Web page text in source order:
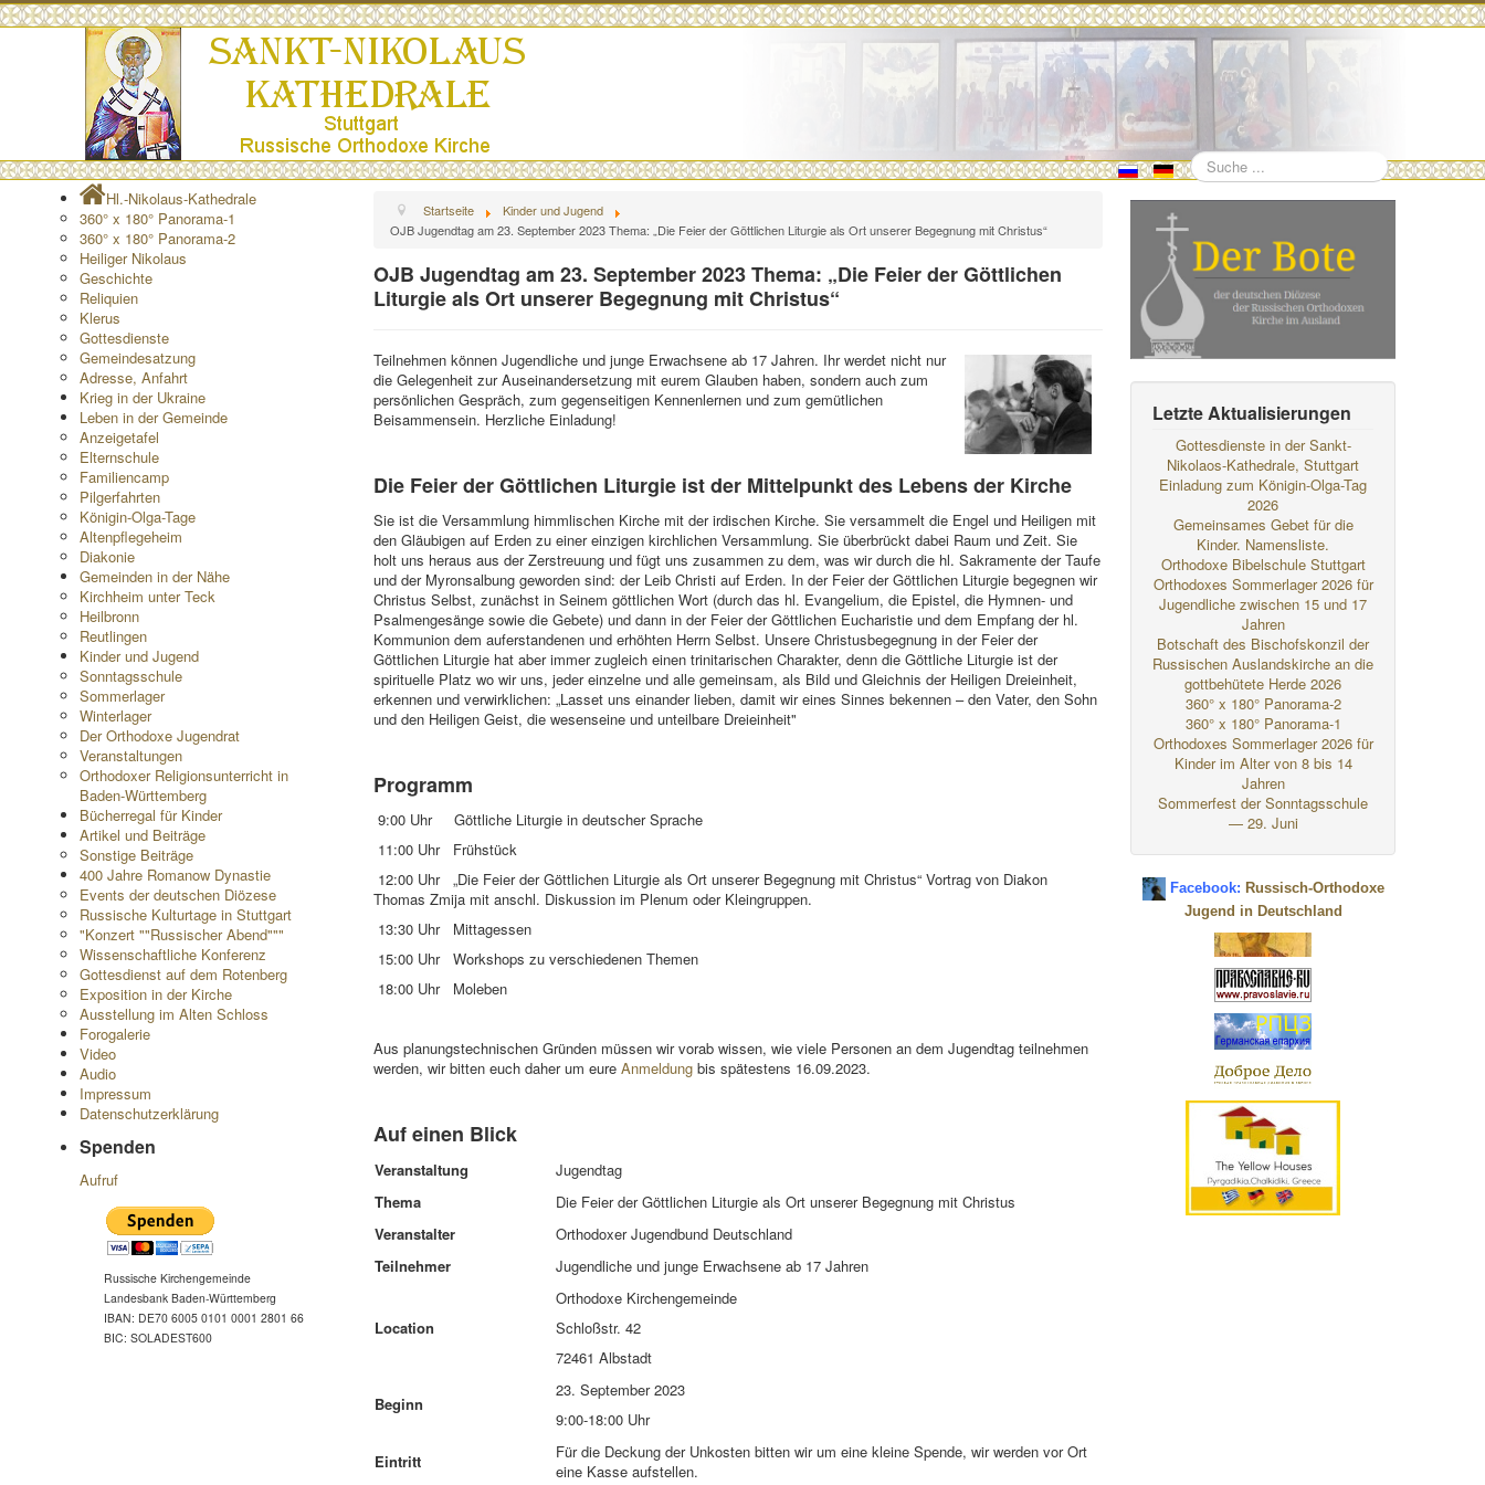
Suchen
Hl.-Nikolaus-Kathedrale
360° x 180° Panorama-1
360° x 180° Panorama-2
Heiliger Nikolaus
Geschichte
Reliquien
Klerus
Gottesdienste
Gemeindesatzung
Adresse, Anfahrt
Krieg in der Ukraine
Leben in der Gemeinde
Anzeigetafel
Elternschule
Familiencamp
Pilgerfahrten
Königin-Olga-Tage
Altenpflegeheim
Diakonie
Gemeinden in der Nähe
Kirchheim unter Teck
Heilbronn
Reutlingen
Kinder und Jugend
Sonntagsschule
Sommerlager
Winterlager
Der Orthodoxe Jugendrat
Veranstaltungen
Orthodoxer Religionsunterricht in
Baden-Württemberg
Bücherregal für Kinder
Artikel und Beiträge
Sonstige Beiträge
400 Jahre Romanow Dynastie
Events der deutschen Diözese
Russische Kulturtage in Stuttgart
"Konzert ""Russischer Abend"""
Wissenschaftliche Konferenz
Gottesdienst auf dem Rotenberg
Exposition in der Kirche
Ausstellung im Alten Schloss
Forogalerie
Video
Audio
Impressum
Datenschutzerklärung
Spenden
Aufruf
Russische Kirchengemeinde
Landesbank Baden-Württemberg
IBAN: DE70 6005 0101 0001 2801 66
BIC: SOLADEST600
Startseite
Kinder und Jugend
OJB Jugendtag am 23. September 2023 Thema: „Die Feier der Göttlichen Liturgie als Ort unserer Begegnung mit Christus“
OJB Jugendtag am 23. September 2023 Thema: „Die Feier der Göttlichen
Liturgie als Ort unserer Begegnung mit Christus“
Teilnehmen können Jugendliche und junge Erwachsene ab 17 Jahren. Ihr werdet nicht nur
die Gelegenheit zur Auseinandersetzung mit eurem Glauben haben, sondern auch zum
persönlichen Gespräch, zum gegenseitigen Kennenlernen und zum gemütlichen
Beisammensein. Herzliche Einladung!
Die Feier der Göttlichen Liturgie ist der Mittelpunkt des Lebens der Kirche
Sie ist die Versammlung himmlischen Kirche mit der irdischen Kirche. Sie versammelt die Engel und Heiligen mit
den Gläubigen auf Erden zu einer einzigen kirchlichen Versammlung. Sie überbrückt dabei Raum und Zeit. Sie
holt uns heraus aus der Zerstreuung und fügt uns zusammen zu dem, was wir durch die hl. Sakramente der Taufe
und der Myronsalbung geworden sind: der Leib Christi auf Erden. In der Feier der Göttlichen Liturgie begegnen wir
Christus Selbst, zunächst in Seinem göttlichen Wort (durch das hl. Evangelium, die Epistel, die Hymnen- und
Psalmengesänge sowie die Gebete) und dann in der Feier der Göttlichen Eucharistie und dem Empfang der hl.
Kommunion dem auferstandenen und erhöhten Herrn Selbst. Unsere Christusbegegnung in der Feier der
Göttlichen Liturgie hat aber immer zugleich einen trinitarischen Charakter, denn die Göttliche Liturgie ist der
spirituelle Platz wo wir uns, jeder einzelne und alle gemeinsam, als Bild und Gleichnis der Heiligen Dreieinheit,
erkennen und verwirklichen: „Lasset uns einander lieben, damit wir eines Sinnes bekennen – den Vater, den Sohn
und den Heiligen Geist, die wesenseine und unteilbare Dreieinheit"
Programm
9:00 Uhr Göttliche Liturgie in deutscher Sprache
11:00 Uhr Frühstück
12:00 Uhr „Die Feier der Göttlichen Liturgie als Ort unserer Begegnung mit Christus“ Vortrag von Diakon
Thomas Zmija mit anschl. Diskussion im Plenum oder Kleingruppen.
13:30 Uhr Mittagessen
15:00 Uhr Workshops zu verschiedenen Themen
18:00 Uhr Moleben
Aus planungstechnischen Gründen müssen wir vorab wissen, wie viele Personen an dem Jugendtag teilnehmen
werden, wir bitten euch daher um eure Anmeldungbis spätestens 16.09.2023.
Auf einen Blick
Veranstaltung
Jugendtag
Thema
Die Feier der Göttlichen Liturgie als Ort unserer Begegnung mit Christus
Veranstalter
Orthodoxer Jugendbund Deutschland
Teilnehmer
Jugendliche und junge Erwachsene ab 17 Jahren
Location
Orthodoxe Kirchengemeinde
Schloßstr. 42
72461 Albstadt
Beginn
23. September 2023
9:00-18:00 Uhr
Eintritt
Für die Deckung der Unkosten bitten wir um eine kleine Spende, wir werden vor Ort
eine Kasse aufstellen.
Letzte Aktualisierungen
Gottesdienste in der Sankt-
Nikolaos-Kathedrale, Stuttgart
Einladung zum Königin-Olga-Tag
2026
Gemeinsames Gebet für die
Kinder. Namensliste.
Orthodoxe Bibelschule Stuttgart
Orthodoxes Sommerlager 2026 für
Jugendliche zwischen 15 und 17
Jahren
Botschaft des Bischofskonzil der
Russischen Auslandskirche an die
gottbehütete Herde 2026
360° x 180° Panorama-2
360° x 180° Panorama-1
Orthodoxes Sommerlager 2026 für
Kinder im Alter von 8 bis 14
Jahren
Sommerfest der Sonntagsschule
— 29. Juni
Facebook: Russisch-Orthodoxe
Jugend in Deutschland